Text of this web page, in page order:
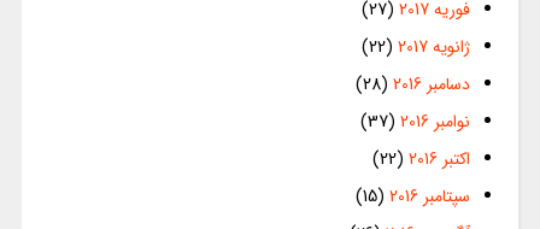
فوریه 2017
(27)
ژانویه 2017
(22)
دسامبر 2016
(28)
نوامبر 2016
(37)
اکتبر 2016
(22)
سپتامبر 2016
(15)